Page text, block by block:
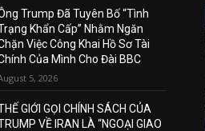
Trump Đã Tuyên Bố “Tình
Khẩn Cấp” Nhằm Ngăn
Việc Công Khai Hồ Sơ Tài
Của Mình Cho Đài BBC
5, 2026
GIỚI GỌI CHÍNH SÁCH CỦA
VỀ IRAN LÀ “NGOẠI GIAO